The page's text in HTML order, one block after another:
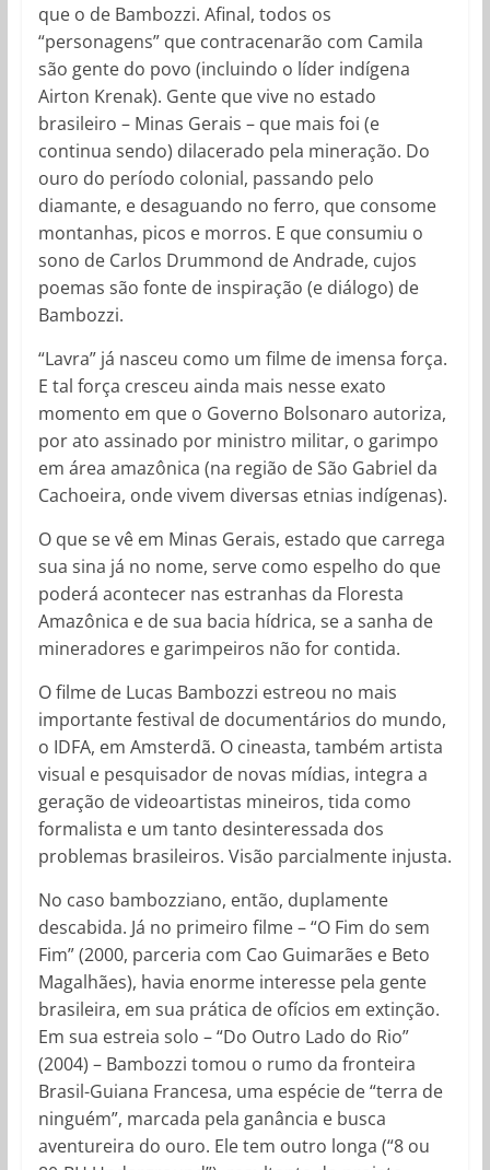
que o de Bambozzi. Afinal, todos os
“personagens” que contracenarão com Camila
são gente do povo (incluindo o líder indígena
Airton Krenak). Gente que vive no estado
brasileiro – Minas Gerais – que mais foi (e
continua sendo) dilacerado pela mineração. Do
ouro do período colonial, passando pelo
diamante, e desaguando no ferro, que consome
montanhas, picos e morros. E que consumiu o
sono de Carlos Drummond de Andrade, cujos
poemas são fonte de inspiração (e diálogo) de
Bambozzi.
“Lavra” já nasceu como um filme de imensa força.
E tal força cresceu ainda mais nesse exato
momento em que o Governo Bolsonaro autoriza,
por ato assinado por ministro militar, o garimpo
em área amazônica (na região de São Gabriel da
Cachoeira, onde vivem diversas etnias indígenas).
O que se vê em Minas Gerais, estado que carrega
sua sina já no nome, serve como espelho do que
poderá acontecer nas estranhas da Floresta
Amazônica e de sua bacia hídrica, se a sanha de
mineradores e garimpeiros não for contida.
O filme de Lucas Bambozzi estreou no mais
importante festival de documentários do mundo,
o IDFA, em Amsterdã. O cineasta, também artista
visual e pesquisador de novas mídias, integra a
geração de videoartistas mineiros, tida como
formalista e um tanto desinteressada dos
problemas brasileiros. Visão parcialmente injusta.
No caso bambozziano, então, duplamente
descabida. Já no primeiro filme – “O Fim do sem
Fim” (2000, parceria com Cao Guimarães e Beto
Magalhães), havia enorme interesse pela gente
brasileira, em sua prática de ofícios em extinção.
Em sua estreia solo – “Do Outro Lado do Rio”
(2004) – Bambozzi tomou o rumo da fronteira
Brasil-Guiana Francesa, uma espécie de “terra de
ninguém”, marcada pela ganância e busca
aventureira do ouro. Ele tem outro longa (“8 ou